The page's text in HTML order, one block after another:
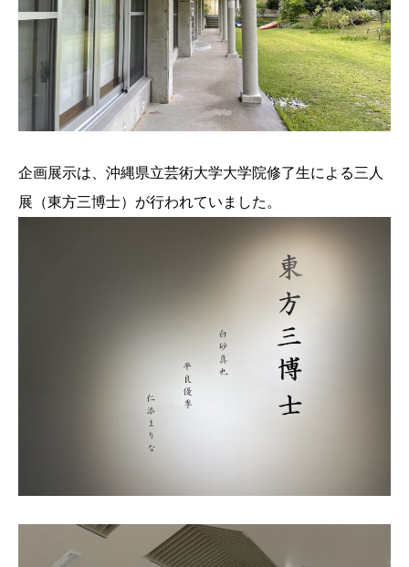
企画展示は、沖縄県立芸術大学大学院修了生による三人
展（東方三博士）が行われていました。